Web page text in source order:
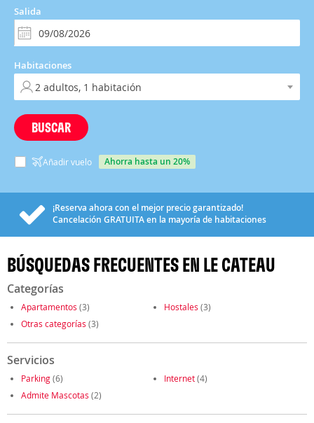
Salida
Habitaciones
BUSCAR
Añadir vuelo ahorra hasta un 20%
¡Reserva ahora con el mejor precio garantizado!
Cancelación GRATUITAen la mayoría de habitaciones
BÚSQUEDAS FRECUENTES EN LE CATEAU
Categorías
Apartamentos (3) Hostales (3)
Otras categorías (3)
Servicios
Parking(6) Internet(4)
Admite Mascotas (2)